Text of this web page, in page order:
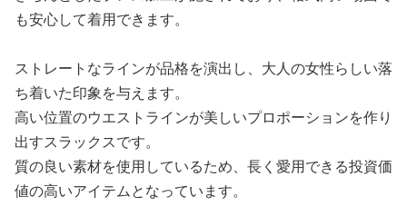
も安心して着用できます。
ストレートなラインが品格を演出し、大人の女性らしい落
ち着いた印象を与えます。
高い位置のウエストラインが美しいプロポーションを作り
出すスラックスです。
質の良い素材を使用しているため、長く愛用できる投資価
値の高いアイテムとなっています。